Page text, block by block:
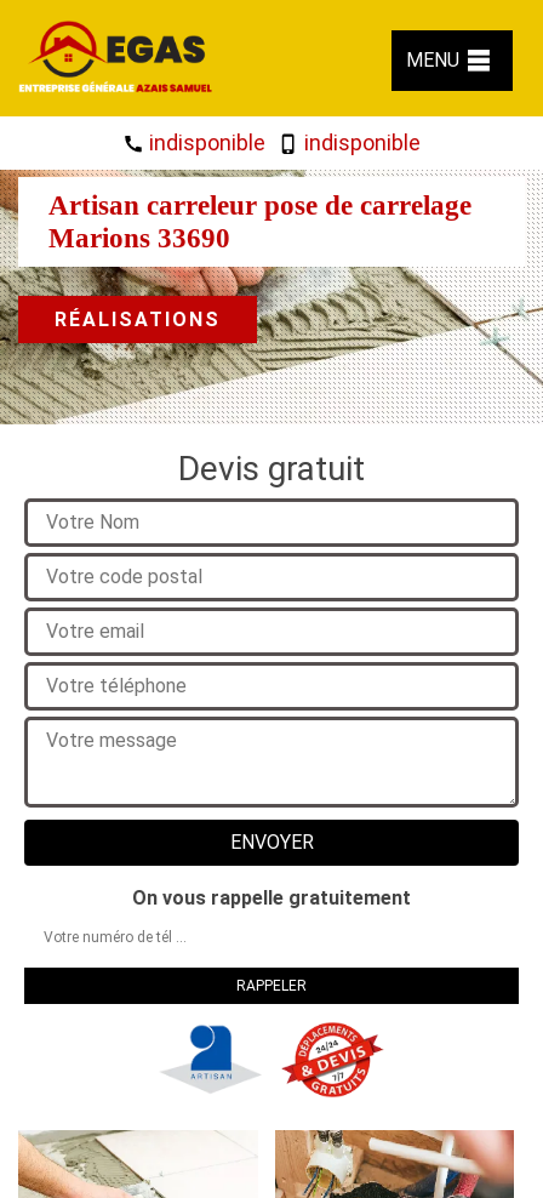
MENU
indisponible indisponible
Artisan carreleur pose de carrelage
Marions 33690
RÉALISATIONS
Devis gratuit
On vous rappelle gratuitement